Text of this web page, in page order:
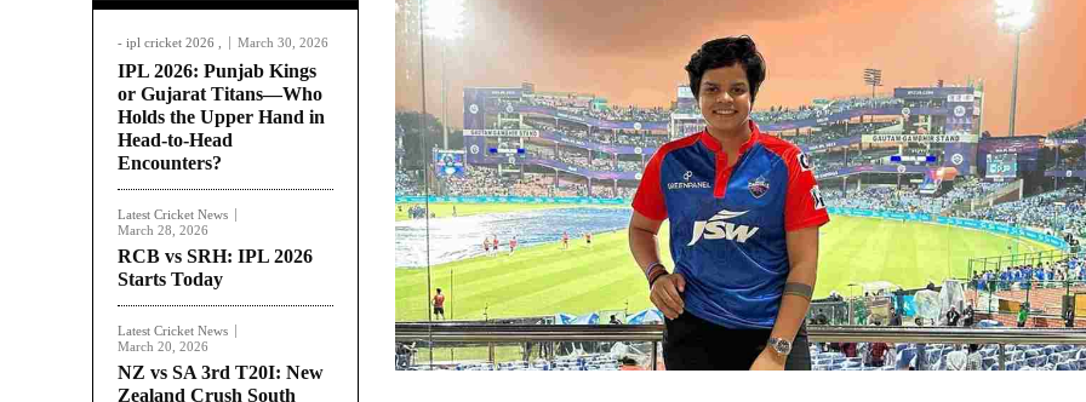
- ipl cricket 2026 , March 30, 2026
IPL 2026: Punjab Kings
or Gujarat Titans—Who
Holds the Upper Hand in
Head-to-Head
Encounters?
Latest Cricket News
March 28, 2026
RCB vs SRH: IPL 2026
Starts Today
Latest Cricket News
March 20, 2026
NZ vs SA 3rd T20I: New
Zealand Crush South